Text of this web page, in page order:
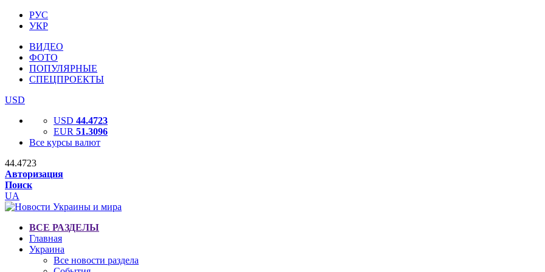
РУС
УКР
ВИДЕО
ФОТО
ПОПУЛЯРНЫЕ
СПЕЦПРОЕКТЫ
USD
USD 44.4723
EUR 51.3096
Все курсы валют
44.4723
Авторизация
Поиск
UA
ВСЕ РАЗДЕЛЫ
Главная
Украина
Все новости раздела